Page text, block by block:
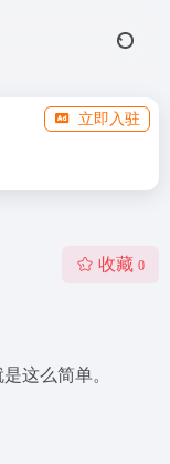
立即入驻
收藏 0
这么简单。